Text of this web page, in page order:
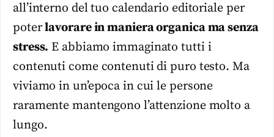
all’interno del tuo calendario editoriale per
poterlavorare in maniera organica ma senza
stress. E abbiamo immaginato tutti i
contenuti come contenuti di puro testo. Ma
viviamo in un’epoca in cui le persone
raramente mantengono l’attenzione molto a
lungo.